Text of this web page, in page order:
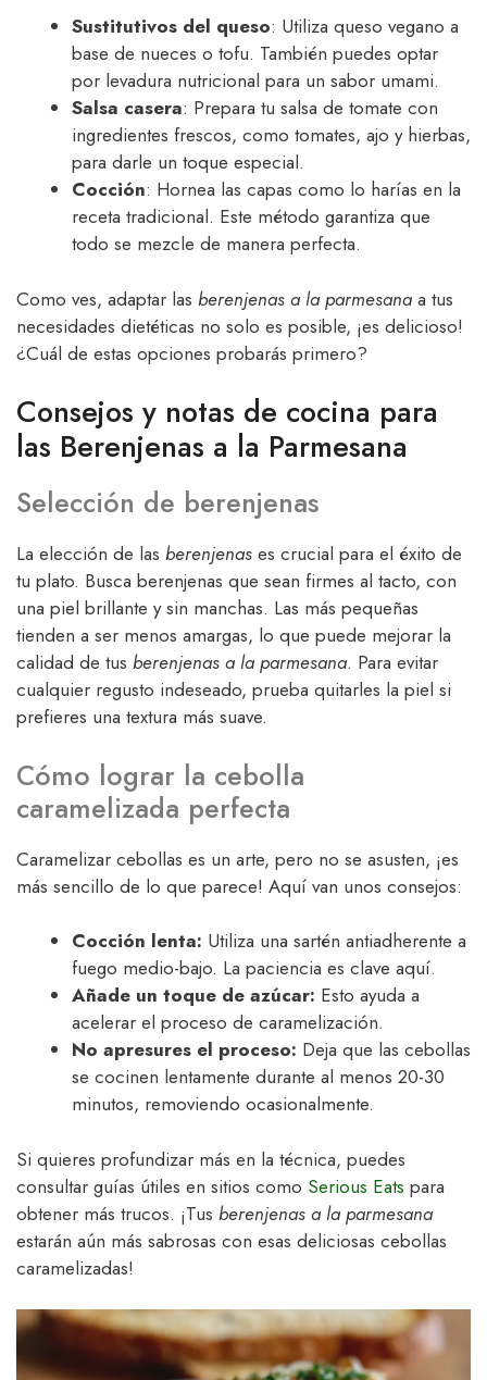
Sustitutivos del queso: Utiliza queso vegano a
base de nueces o tofu. También puedes optar
por levadura nutricional para un sabor umami.
Salsa casera: Prepara tu salsa de tomate con
ingredientes frescos, como tomates, ajo y hierbas,
para darle un toque especial.
Cocción: Hornea las capas como lo harías en la
receta tradicional. Este método garantiza que
todo se mezcle de manera perfecta.
Como ves, adaptar las berenjenas a la parmesana a tus
necesidades dietéticas no solo es posible, ¡es delicioso!
¿Cuál de estas opciones probarás primero?
Consejos y notas de cocina para
las Berenjenas a la Parmesana
Selección de berenjenas
La elección de las berenjenas es crucial para el éxito de
tu plato. Busca berenjenas que sean firmes al tacto, con
una piel brillante y sin manchas. Las más pequeñas
tienden a ser menos amargas, lo que puede mejorar la
calidad de tus berenjenas a la parmesana. Para evitar
cualquier regusto indeseado, prueba quitarles la piel si
prefieres una textura más suave.
Cómo lograr la cebolla
caramelizada perfecta
Caramelizar cebollas es un arte, pero no se asusten, ¡es
más sencillo de lo que parece! Aquí van unos consejos:
Cocción lenta: Utiliza una sartén antiadherente a
fuego medio-bajo. La paciencia es clave aquí.
Añade un toque de azúcar: Esto ayuda a
acelerar el proceso de caramelización.
No apresures el proceso: Deja que las cebollas
se cocinen lentamente durante al menos 20-30
minutos, removiendo ocasionalmente.
Si quieres profundizar más en la técnica, puedes
consultar guías útiles en sitios como Serious Eats para
obtener más trucos. ¡Tus berenjenas a la parmesana
estarán aún más sabrosas con esas deliciosas cebollas
caramelizadas!